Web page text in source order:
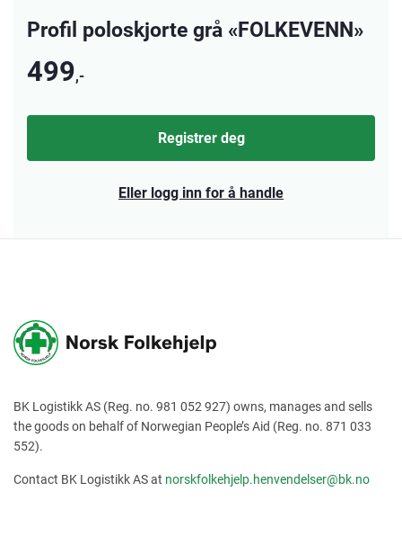
Profil poloskjorte grå «FOLKEVENN»
499,-
Registrer deg
Eller logg inn for å handle
BK Logistikk AS (Reg. no. 981 052 927) owns, manages and sells
the goods on behalf of Norwegian People’s Aid (Reg. no. 871 033
552).
Contact BK Logistikk AS at norskfolkehjelp.henvendelser@bk.no